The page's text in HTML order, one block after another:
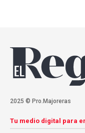
2025 © Pro.Majoreras
Tu medio digital para